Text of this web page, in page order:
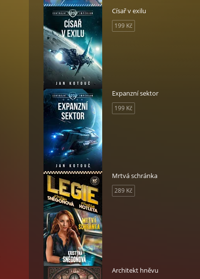
Císař v exilu
199 Kč
Expanzní sektor
199 Kč
Mrtvá schránka
289 Kč
Architekt hněvu